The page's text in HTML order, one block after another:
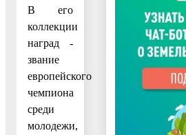
В его
коллекции
наград -
звание
европейского
чемпиона
среди
молодежи,